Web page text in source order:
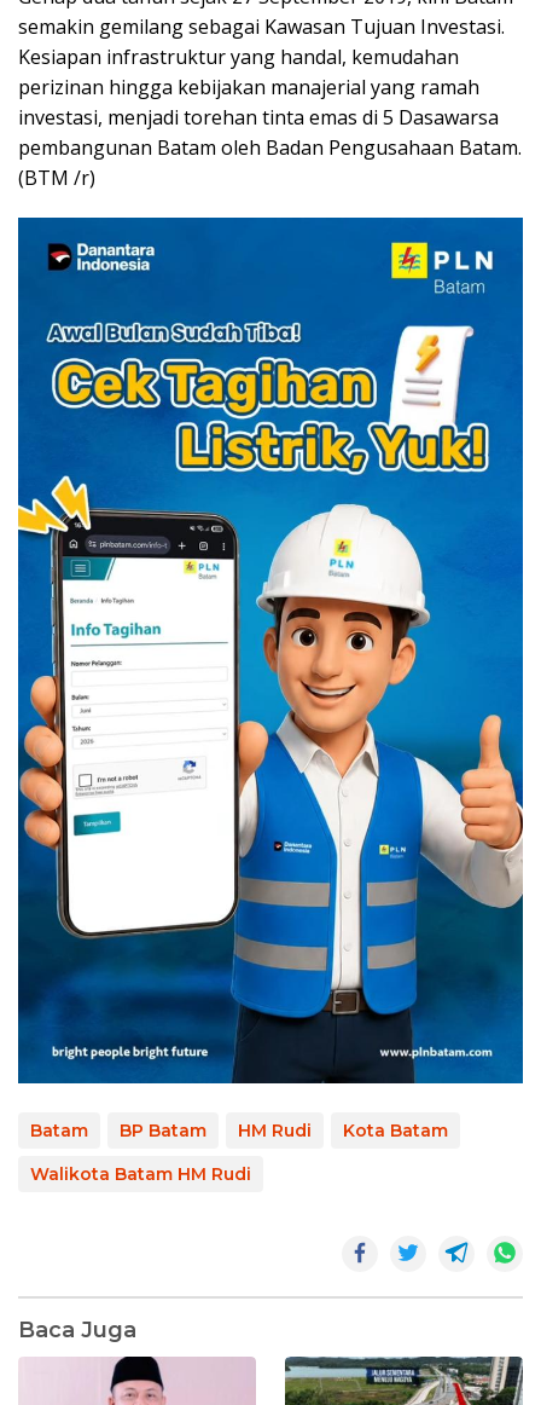
semakin gemilang sebagai Kawasan Tujuan Investasi.
Kesiapan infrastruktur yang handal, kemudahan
perizinan hingga kebijakan manajerial yang ramah
investasi, menjadi torehan tinta emas di 5 Dasawarsa
pembangunan Batam oleh Badan Pengusahaan Batam.
(BTM /r)
Batam BP Batam HM Rudi
Kota Batam
Walikota Batam HM Rudi
Baca Juga